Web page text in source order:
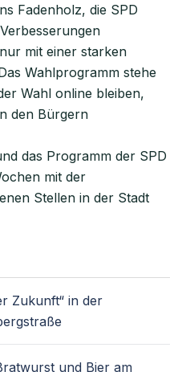
Fadenholz, die SPD
mit einer starken
Wahlprogramm stehe
Wahl online bleiben,
den Bürgern
das Programm der SPD
mit der
Stellen in der Stadt
Zukunft“ in der
und Bier am